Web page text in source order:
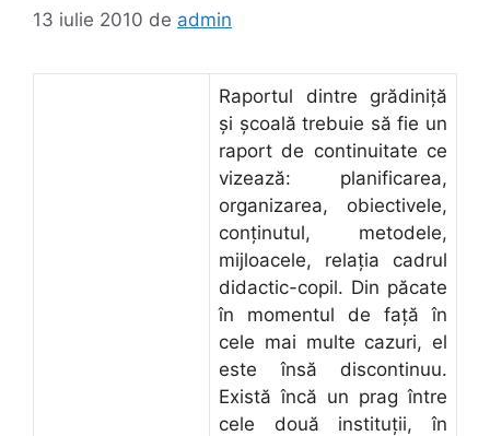
13 iulie 2010 de admin
Raportul dintre grădiniţă
şi şcoală trebuie să fie un
raport de continuitate ce
vizează: planificarea,
organizarea, obiectivele,
conţinutul, metodele,
mijloacele, relaţia cadrul
didactic-copil. Din păcate
în momentul de faţă în
cele mai multe cazuri, el
este însă discontinuu.
Există încă un prag între
cele două instituţii, în